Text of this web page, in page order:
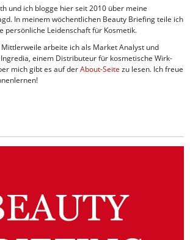
und ich blogge hier seit 2010 über meine
In meinem wöchentlichen Beauty Briefing teile ich
persönliche Leidenschaft für Kosmetik.
Mittlerweile arbeite ich als Market Analyst und
einem Distributeur für kosmetische Wirk-
mich gibt es auf derAbout-Seite zu lesen. Ich freue